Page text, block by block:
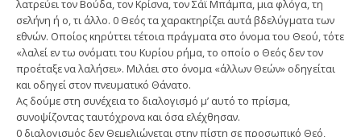
λατρεύει τον Βούδα, τον Κρίσνα, τον Σάϊ Μπάμπα, μια φλόγα, τη
σελήνη ή ο, τι άλλο. 0 Θεός τα χαρακτηρίζει αυτά βδελύγματα των
εθνών. Οποίος κηρύττει τέτοια πράγματα στο όνομα του Θεού, τότε
«λαλεί εν τω ονόματι του Κυρίου ρήμα, το οποίο ο Θεός δεν τον
προέταξε να λαλήσει». Μιλάει στο όνομα «άλλων Θεών» οδηγείται
και οδηγεί στον πνευματικό Θάνατο.
Ας δούμε στη συνέχεια το διαλογισμό μ’ αυτό το πρίσμα,
συνοψίζοντας ταυτόχρονα και όσα ελέχθησαν.
0 διαλογισμός δεν Θεμελιώνεται στην πίστη σε προσωπικό Θεό,